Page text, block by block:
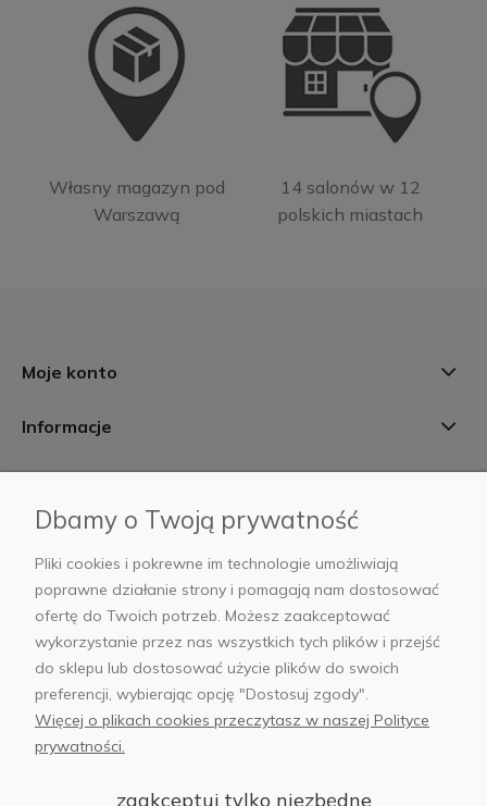
Własny magazyn pod
Warszawą
14 salonów w 12
polskich miastach
Moje konto
Informacje
AB Foto
sklep@abfoto.pl
+48 797 971 275
Dbamy o Twoją prywatność
Pliki cookies i pokrewne im technologie umożliwiają
poprawne działanie strony i pomagają nam dostosować
ofertę do Twoich potrzeb. Możesz zaakceptować
wykorzystanie przez nas wszystkich tych plików i przejść
do sklepu lub dostosować użycie plików do swoich
preferencji, wybierając opcję "Dostosuj zgody".
Więcej o plikach cookies przeczytasz w naszej Polityce
prywatności.
zaakceptuj tylko niezbędne